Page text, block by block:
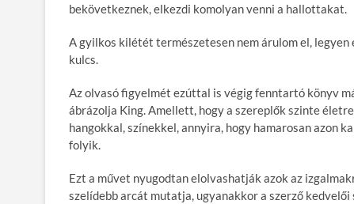
bekövetkeznek, elkezdi komolyan venni a hallottakat.
A gyilkos kilétét természetesen nem árulom el,
kulcs.
Az olvasó figyelmét ezúttal is végig fenntartó könyv
ábrázolja King. Amellett, hogy a szereplők szinte
hangokkal, színekkel, annyira, hogy hamarosan azon
folyik.
Ezt a művet nyugodtan elolvashatják azok az
szelídebb arcát mutatja, ugyanakkor a szerző